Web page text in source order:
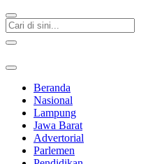
Beranda
Nasional
Lampung
Jawa Barat
Advertorial
Parlemen